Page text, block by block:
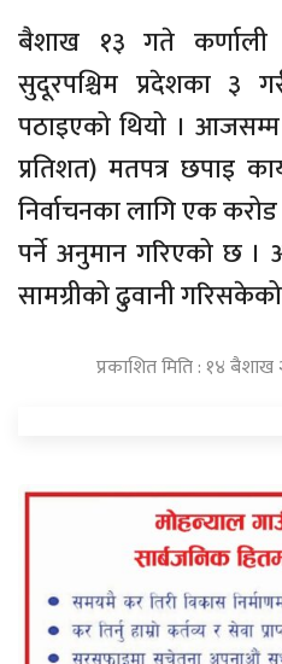
बैशाख १३ गते कर्णाली
सुदूरपश्चिम प्रदेशका ३
पठाइएको थियो ।
प्रतिशत) मतपत्र छपाइ
निर्वाचनका लागि एक
पर्ने अनुमान गरिएको छ ।
सामग्रीको ढुवानी
प्रकाशित मिति : १४